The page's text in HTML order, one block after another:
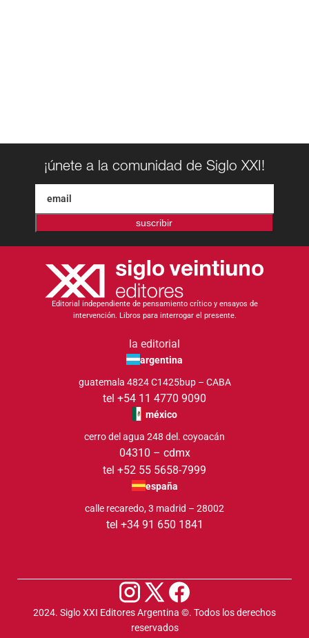
¡únete a la comunidad de Siglo XXI!
suscribir
Editorial independiente de pensamiento crítico y ensayos de
intervención. Libros para interrogar el presente.
la editorial
argentina
guatemala 4824 C1425bup – CABA
tel +54 11 4770 9090
méxico
cerro del agua 248 del. coyoacán
04310 – cdmx
tel +52 55 5658-7999
españa
calle recaredo, 3 madrid – 28002
tel +34 91 650 1841
2024. Siglo XXI Editores Argentina ©️. Todos los derechos
reservados